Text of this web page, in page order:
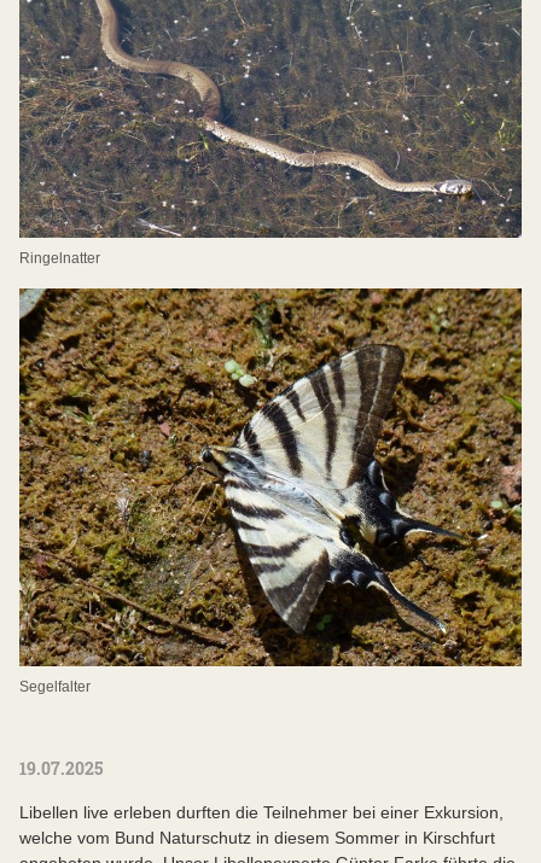
Ringelnatter
Segelfalter
19.07.2025
Libellen live erleben durften die Teilnehmer bei einer Exkursion,
welche vom Bund Naturschutz in diesem Sommer in Kirschfurt